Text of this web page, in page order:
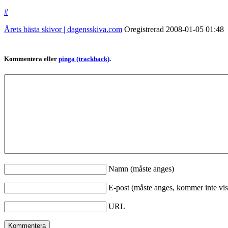
#
Årets bästa skivor | dagensskiva.com Oregistrerad 2008-01-05 01:48
Kommentera eller pinga (trackback).
Namn (måste anges)
E-post (måste anges, kommer inte
URL